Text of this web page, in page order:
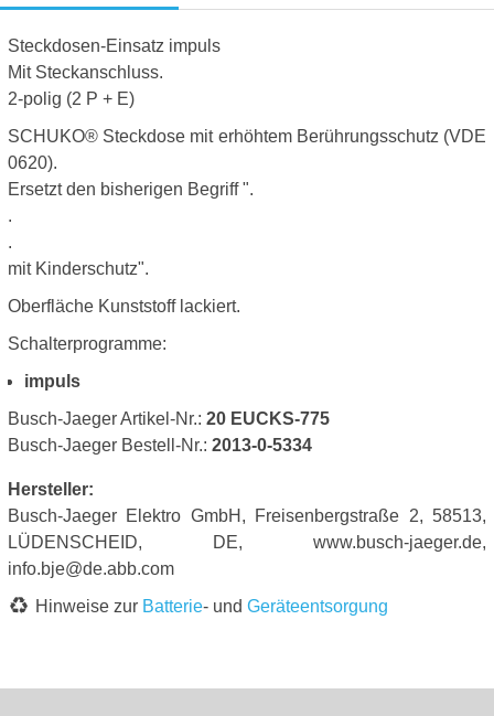
Steckdosen-Einsatz impuls
Mit Steckanschluss.
2-polig (2 P + E)
SCHUKO® Steckdose mit erhöhtem Berührungsschutz (VDE
0620).
Ersetzt den bisherigen Begriff ".
.
.
mit Kinderschutz".
Oberfläche Kunststoff lackiert.
Schalterprogramme:
impuls
Busch-Jaeger Artikel-Nr.: 20 EUCKS-775
Busch-Jaeger Bestell-Nr.: 2013-0-5334
Hersteller:
Busch-Jaeger Elektro GmbH, Freisenbergstraße 2, 58513,
LÜDENSCHEID, DE, www.busch-jaeger.de,
info.bje@de.abb.com
Hinweise zur Batterie- und Geräteentsorgung